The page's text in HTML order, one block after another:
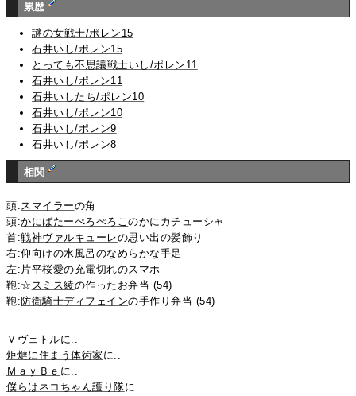
累歴
謎の女戦士/ポレン15
石井いし/ポレン15
とっても不思議戦士いし/ポレン11
石井いし/ポレン11
石井いしたち/ポレン10
石井いし/ポレン10
石井いし/ポレン9
石井いし/ポレン8
相関
頭: スマイラーの角
頭:かにばたーぺろぺろこのかにカチューシャ
首:戦神ヴァルキューレの思い出の髪飾り
右:仰向けの水風呂 のなめらかな手足
左: 片平桜愛の充電切れのスマホ
鞄:☆ スミス綾の作ったお弁当 (54)
鞄:防衛騎士ディフェインの手作り弁当 (54)
Ｖヴェトルに..
炬燵に住まう体術家 に..
ＭａｙＢｅ に..
僕らはネコちゃん護り隊に..